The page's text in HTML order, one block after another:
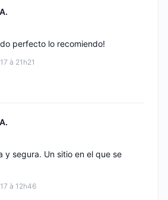
à 21h21
perfecto lo recomiendo!
à 12h46
y segura. Un sitio en el que se